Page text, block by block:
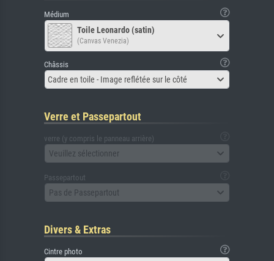
Médium
Toile Leonardo (satin)
(Canvas Venezia)
Châssis
Cadre en toile - Image reflétée sur le côté
Verre et Passepartout
verre (y compris le panneau arrière)
Veuillez sélectionner
Passepartout
Pas de Passepartout
Divers & Extras
Cintre photo